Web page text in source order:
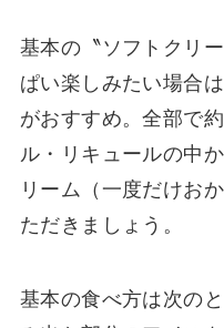
基本の〝ソフトクリ
ぱい楽しみたい場合は
がおすすめ。全部で
ル・リキュールの中
リーム（一度だけお
ただきましょう。
基本の食べ方は次の